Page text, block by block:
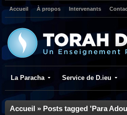
Accueil À propos Intervenants
La Paracha Service de D.ieu
Accueil » Posts tagged 'Para